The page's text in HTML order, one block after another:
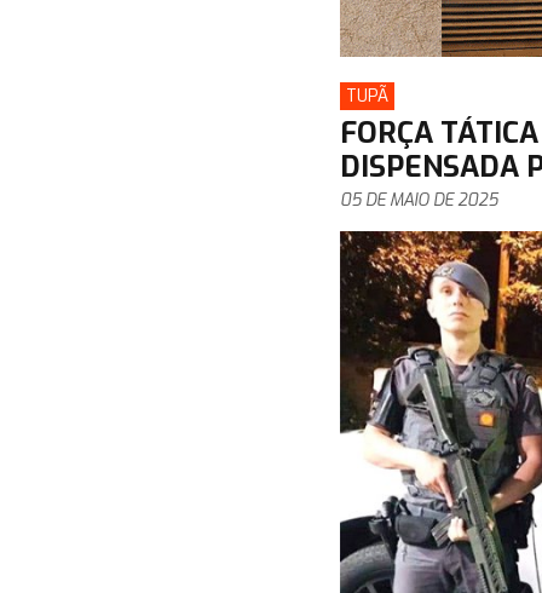
TUPÃ
FORÇA
DISPENSADA
05 DE MAIO DE 2025